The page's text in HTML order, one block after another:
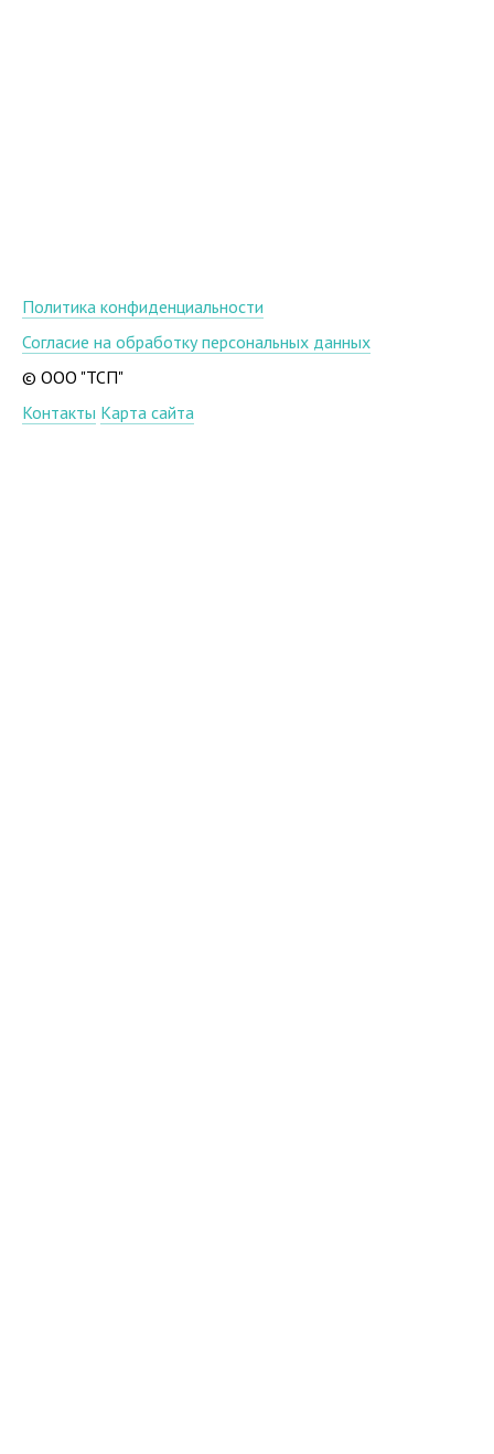
Политика конфиденциальности
Согласие на обработку персональных данных
© ООО "ТСП"
Контакты Карта сайта